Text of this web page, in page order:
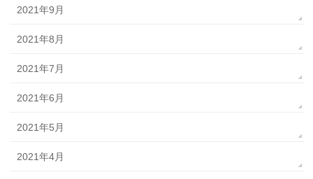
2021年9月
2021年8月
2021年7月
2021年6月
2021年5月
2021年4月